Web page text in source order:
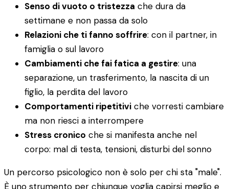
Senso di vuoto o tristezza che dura da
settimane e non passa da solo
Relazioni che ti fanno soffrire: con il partner, in
famiglia o sul lavoro
Cambiamenti che fai fatica a gestire: una
separazione, un trasferimento, la nascita di un
figlio, la perdita del lavoro
Comportamenti ripetitivi che vorresti cambiare
ma non riesci a interrompere
Stress cronico che si manifesta anche nel
corpo: mal di testa, tensioni, disturbi del sonno
Un percorso psicologico non è solo per chi sta "male".
È uno strumento per chiunque voglia capirsi meglio e